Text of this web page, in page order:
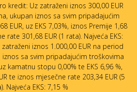
kredit: Uz zatraženi iznos 300,00 EUR
ukupan iznos sa svim pripadajućim
EUR, uz EKS 7,03%, iznos Premije 1,68
rate 301,68 EUR (1 rata). Najveća EKS:
iznos 1.000,00 EUR na period
sa svim pripadajućim troškovima
kamatnu stopu 0,00% te EKS 6,96 %,
te iznos mjesečne rate 203,34 EUR (5
Najveća EKS: 7,15 %